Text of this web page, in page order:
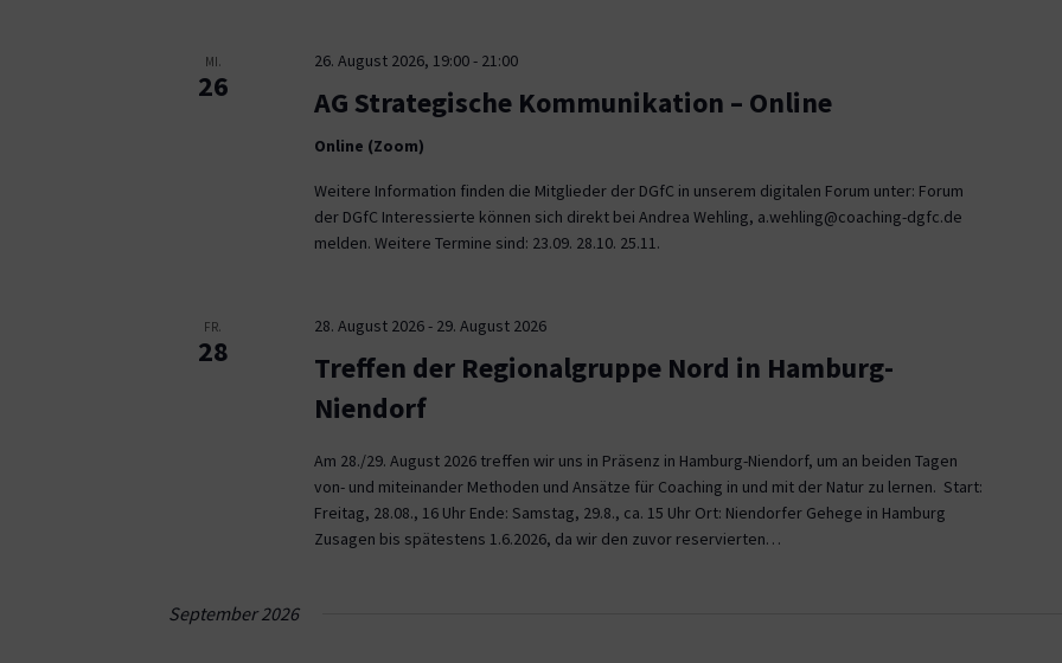
MI.
26
26. August 2026, 19:00- 21:00
AG Strategische Kommunikation – Online
Online (Zoom)
Weitere Information finden die Mitglieder der DGfC in unserem digitalen Forum unter: Forum
der DGfC Interessierte können sich direkt bei Andrea Wehling, a.wehling@coaching-dgfc.de
melden. Weitere Termine sind: 23.09. 28.10. 25.11.
FR.
28
28. August 2026- 29. August 2026
Treffen der Regionalgruppe Nord in Hamburg-
Niendorf
Am 28./29. August 2026 treffen wir uns in Präsenz in Hamburg-Niendorf, um an beiden Tagen
von- und miteinander Methoden und Ansätze für Coaching in und mit der Natur zu lernen. Start:
Freitag, 28.08., 16 Uhr Ende: Samstag, 29.8., ca. 15 Uhr Ort: Niendorfer Gehege in Hamburg
Zusagen bis spätestens 1.6.2026, da wir den zuvor reservierten…
September 2026